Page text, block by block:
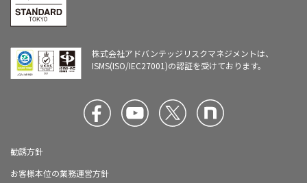
株式会社アドバンテッジリスクマネジメントは、
ISMS(ISO/IEC27001)の認証を受けております。
勧誘方針
お客様本位の業務運営方針